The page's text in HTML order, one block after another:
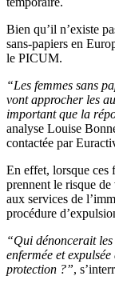
Bien qu’il n’existe
sans-papiers en
le PICUM.
“Les femmes sans
vont approcher les
important que la
analyse Louise
contactée par
En effet, lorsque ces
prennent le risque
aux services de
procédure
“Qui dénoncerait
enfermée et
protection ?”,